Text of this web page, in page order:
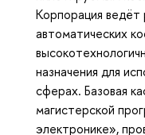
Корпорация
автоматических
назначения для
сферах. Базовая
магистерской
электронике»,